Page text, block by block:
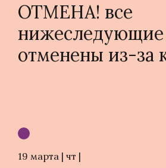
ОТМЕНА! все
нижеследующие
отменены из-за
19 марта | чт |